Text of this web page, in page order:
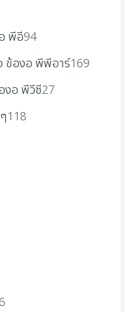
พีอี94
ข้องอ พีพีอาร์169
อ พีวีซี27
118